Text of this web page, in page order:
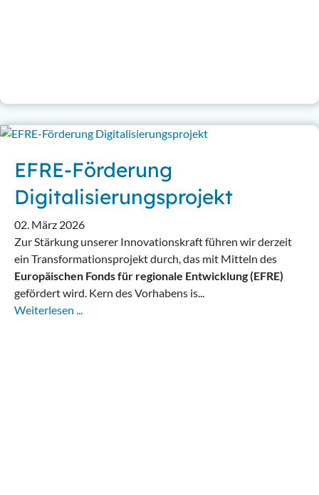
EFRE-Förderung
Digitalisierungsprojekt
02. März 2026
Zur Stärkung unserer Innovationskraft führen wir derzeit
ein Transformationsprojekt durch, das mit Mitteln des
Europäischen Fonds für regionale Entwicklung (EFRE)
gefördert wird. Kern des Vorhabens is...
Weiterlesen ...